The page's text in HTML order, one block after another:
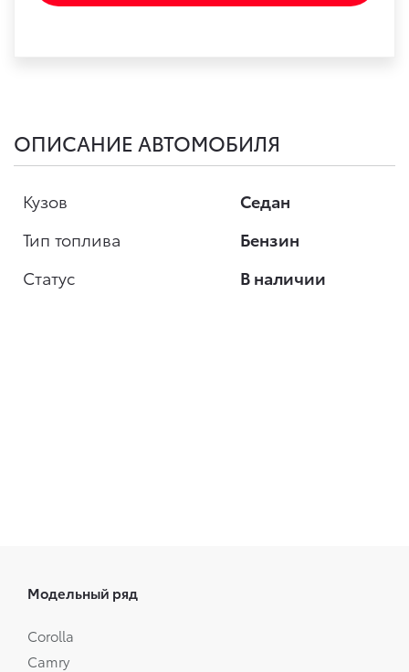
ОПИСАНИЕ АВТОМОБИЛЯ
Кузов
Седан
Тип топлива
Бензин
Статус
В наличии
Модельный ряд
Corolla
Camry